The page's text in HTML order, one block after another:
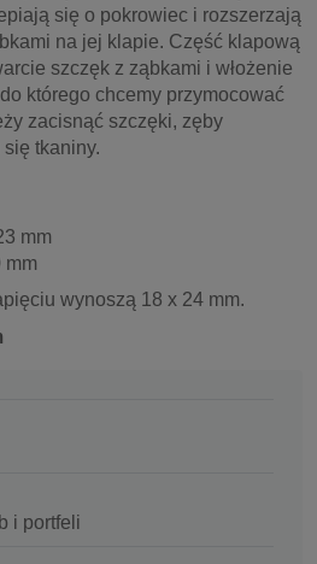
się o pokrowiec i rozszerzają
na jej klapie. Część klapową
szczęk z ząbkami i włożenie
którego chcemy przymocować
zacisnąć szczęki, zęby
tkaniny.
mm
mm
wynoszą 18 x 24 mm.
i portfeli